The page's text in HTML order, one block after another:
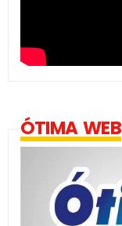
ÓTIMA WEB